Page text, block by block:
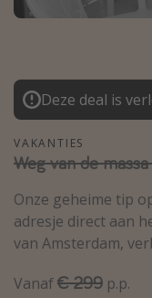
Thailand
Malta
Madeira
Egypte
Bali
Type vakantie
Weekendje weg
Deze deal is
VAKANTIES
Weg van de
Onze geheime tip
adresje direct aan
van Amsterdam,
Vanaf€ 299 p.p.